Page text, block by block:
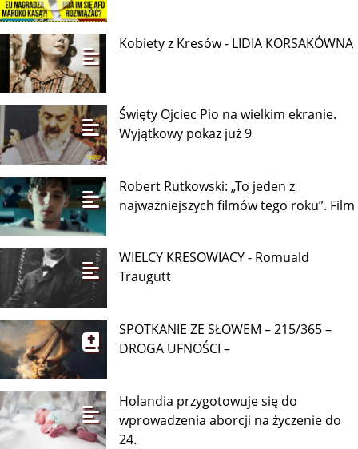
Kobiety z Kresów - LIDIA KORSAKÓWNA
Święty Ojciec Pio na wielkim ekranie.
Wyjątkowy pokaz już 9
Robert Rutkowski: „To jeden z
najważniejszych filmów tego roku”. Film
WIELCY KRESOWIACY - Romuald
Traugutt
SPOTKANIE ZE SŁOWEM – 215/365 –
DROGA UFNOŚCI –
Holandia przygotowuje się do
wprowadzenia aborcji na życzenie do
24.